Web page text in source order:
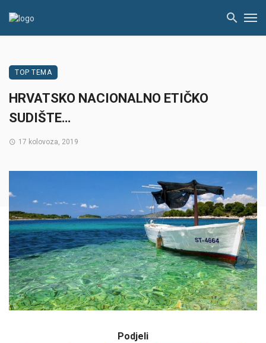
TOP TEMA
HRVATSKO NACIONALNO ETIČKO
SUDIŠTE…
17 kolovoza, 2019
Podjeli